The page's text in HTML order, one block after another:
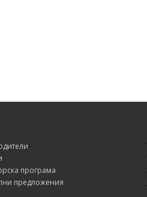
програма
предложения